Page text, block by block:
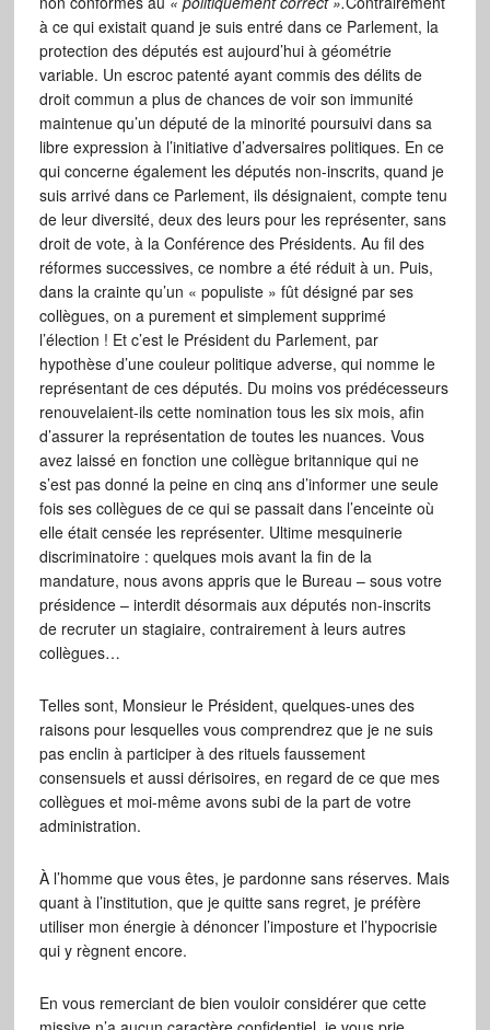
à ce qui existait quand je suis entré dans ce Parlement, la
protection des députés est aujourd’hui à géométrie
variable. Un escroc patenté ayant commis des délits de
droit commun a plus de chances de voir son immunité
maintenue qu’un député de la minorité poursuivi dans sa
libre expression à l’initiative d’adversaires politiques. En ce
qui concerne également les députés non-inscrits, quand je
suis arrivé dans ce Parlement, ils désignaient, compte tenu
de leur diversité, deux des leurs pour les représenter, sans
droit de vote, à la Conférence des Présidents. Au fil des
réformes successives, ce nombre a été réduit à un. Puis,
dans la crainte qu’un « populiste » fût désigné par ses
collègues, on a purement et simplement supprimé
l’élection ! Et c’est le Président du Parlement, par
hypothèse d’une couleur politique adverse, qui nomme le
représentant de ces députés. Du moins vos prédécesseurs
renouvelaient-ils cette nomination tous les six mois, afin
d’assurer la représentation de toutes les nuances. Vous
avez laissé en fonction une collègue britannique qui ne
s’est pas donné la peine en cinq ans d’informer une seule
fois ses collègues de ce qui se passait dans l’enceinte où
elle était censée les représenter. Ultime mesquinerie
discriminatoire : quelques mois avant la fin de la
mandature, nous avons appris que le Bureau – sous votre
présidence – interdit désormais aux députés non-inscrits
de recruter un stagiaire, contrairement à leurs autres
collègues…
Telles sont, Monsieur le Président, quelques-unes des
raisons pour lesquelles vous comprendrez que je ne suis
pas enclin à participer à des rituels faussement
consensuels et aussi dérisoires, en regard de ce que mes
collègues et moi-même avons subi de la part de votre
administration.
À l’homme que vous êtes, je pardonne sans réserves. Mais
quant à l’institution, que je quitte sans regret, je préfère
utiliser mon énergie à dénoncer l’imposture et l’hypocrisie
qui y règnent encore.
En vous remerciant de bien vouloir considérer que cette